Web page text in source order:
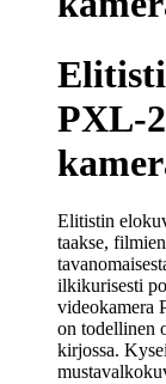
PXL-
Elitistin
taakse,
ilkikurisesti
videokamera
on todellinen
kirjossa.